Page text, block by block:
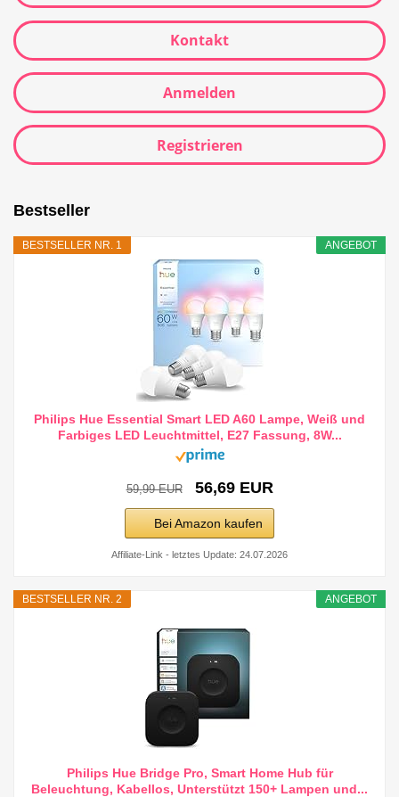
Kontakt
Anmelden
Registrieren
Bestseller
ANGEBOT
BESTSELLER NR. 1
Philips Hue Essential Smart LED A60 Lampe, Weiß und
Farbiges LED Leuchtmittel, E27 Fassung, 8W...
59,99 EUR 56,69 EUR
Bei Amazon kaufen
Affiliate-Link - letztes Update: 24.07.2026
ANGEBOT
BESTSELLER NR. 2
Philips Hue Bridge Pro, Smart Home Hub für
Beleuchtung, Kabellos, Unterstützt 150+ Lampen und...